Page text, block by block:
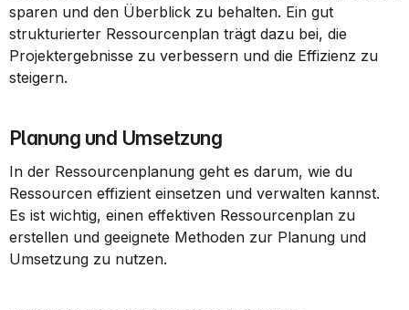
sparen und den Überblick zu behalten. Ein gut
strukturierter Ressourcenplan trägt dazu bei, die
Projektergebnisse zu verbessern und die Effizienz zu
steigern.
Planung und Umsetzung
In der Ressourcenplanung geht es darum, wie du
Ressourcen effizient einsetzen und verwalten kannst.
Es ist wichtig, einen effektiven Ressourcenplan zu
erstellen und geeignete Methoden zur Planung und
Umsetzung zu nutzen.